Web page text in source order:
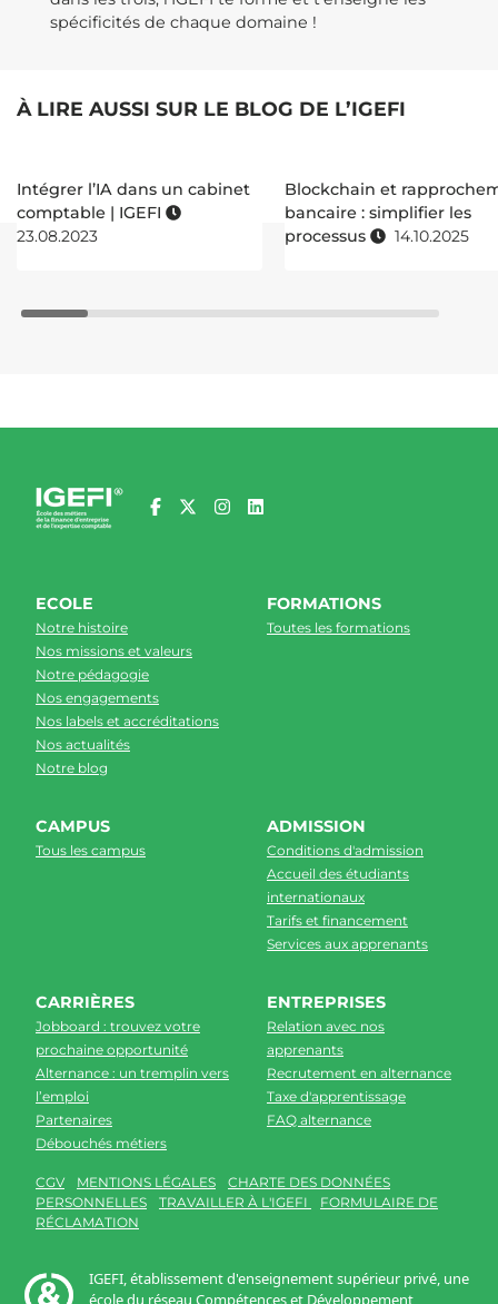
spécificités de chaque domaine !
À LIRE AUSSI SUR LE BLOG DE L’IGEFI
Intégrer l’IA dans un cabinet
comptable | IGEFI
23.08.2023
Blockchain et
bancaire : simplifier les
processus
14.10.2025
ECOLE
Notre histoire
Nos missions et valeurs
Notre pédagogie
Nos engagements
Nos labels et accréditations
Nos actualités
Notre blog
FORMATIONS
Toutes les formations
CAMPUS
Tous les campus
ADMISSION
Conditions d'admission
Accueil des étudiants
internationaux
Tarifs et financement
Services aux apprenants
CARRIÈRES
Jobboard : trouvez votre
prochaine opportunité
Alternance : un tremplin vers
l’emploi
Partenaires
Débouchés métiers
ENTREPRISES
Relation avec nos
apprenants
Recrutement en alternance
Taxe d'apprentissage
FAQ alternance
CGV MENTIONS LÉGALES
CHARTE DES DONNÉES
PERSONNELLES
TRAVAILLER À L'IGEFI
FORMULAIRE DE
RÉCLAMATION